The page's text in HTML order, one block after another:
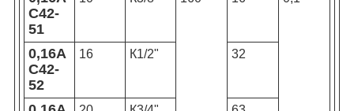
С42-
51
0,16А
С42-
52
16 К1/2" 32